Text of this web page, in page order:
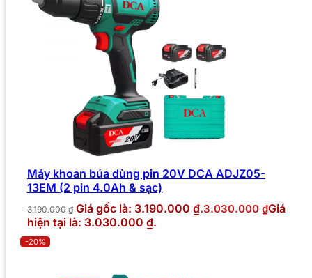
Máy khoan búa dùng pin 20V DCA ADJZ05-
13EM (2 pin 4.0Ah & sạc)
3.190.000₫ Giá gốc là: 3.190.000 ₫.3.030.000 ₫Giá
hiện tại là: 3.030.000 ₫.
-20%